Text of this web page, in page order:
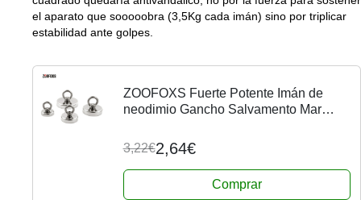
el aparato que sooooobra (3,5Kg cada imán) sino por triplicar
estabilidad ante golpes.
ZOOFOXS Fuerte Potente Imán de
neodimio Gancho Salvamento Mar
de montaje con anillo
3,22€2,64€
Comprar